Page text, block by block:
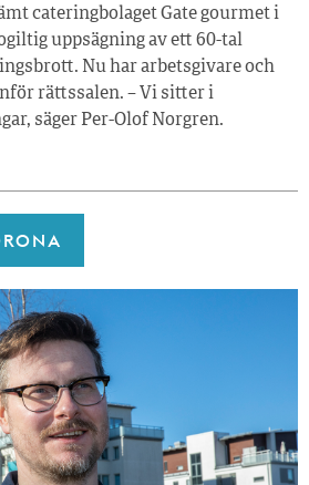
cateringbolaget Gate gourmet i
uppsägning av ett 60-tal
Nu har arbetsgivare och
rättssalen. – Vi sitter i
säger Per-Olof Norgren.